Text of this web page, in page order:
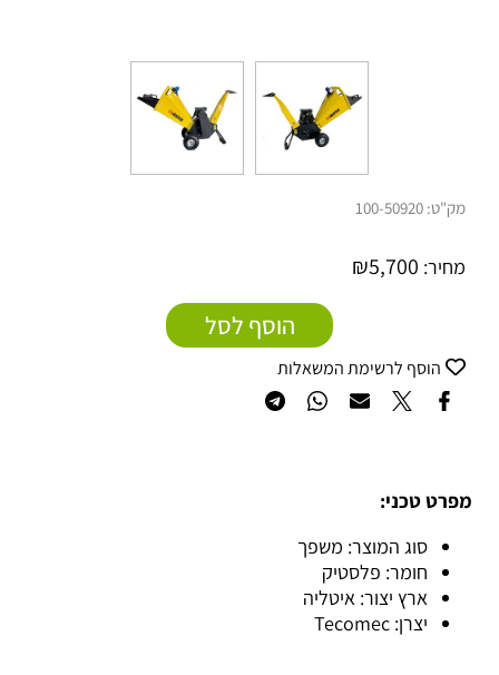
מק"ט: 100-50920
מחיר: ₪5,700
הוסף לסל
הוסף לרשימת המשאלות
מפרט טכני:
סוג המוצר: משפך
חומר: פלסטיק
ארץ יצור: איטליה
יצרן: Tecomec